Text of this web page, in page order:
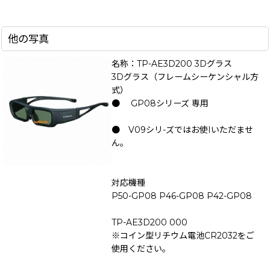
他の写真
名称：TP-AE3D200 3Dグラス
3Dグラス（フレームシーケンシャル方
式）
● GP08シリーズ 専用
● V09シリ-ズではお使Iいただませ
ん。
対応機種
P50-GP08 P46-GP08 P42-GP08
TP-AE3D200 000
※コイン型リチウム電池CR2032をご
使用ください。